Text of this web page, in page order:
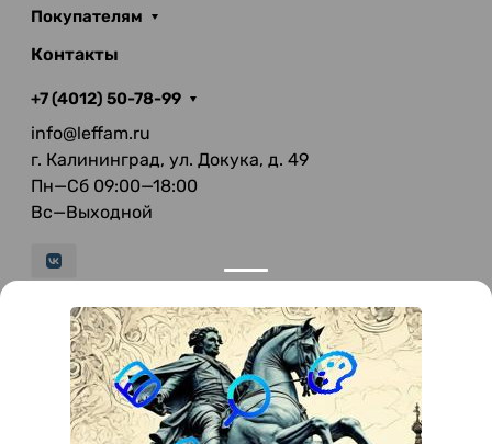
Покупателям
Контакты
+7 (4012) 50-78-99
info@leffam.ru
г. Калининград, ул. Докука, д. 49
Пн—Сб 09:00—18:00
Вс—Выходной
© 2026 LeFFAM — материалы для качественной
мягкой мебели
Получение и обработка персональных данных происходит в
соответствии с Федеральным законом от 27.07.2006 года №152-ФЗ
"О персональных данных", на условиях и для целей, определенных
Политикой конфиденциальности.